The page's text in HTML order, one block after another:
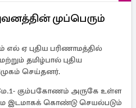
முப்பெரும்
எல் ஏ புதிய பரிணாமத்தில்
தமிழ்பால் புதிய
செய்தனர்.
மே.1- கும்பகோணம் அருகே உள்ள
இடமாகக் கொண்டு செயல்படும்